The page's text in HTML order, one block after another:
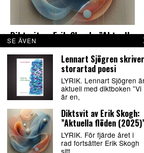
Diktsvit av Erik Skogh: ”Aktuella
flöden (2025)”
PROSA & POESI
SE ÄVEN
Lennart Sjögren skriver
storartad poesi
LYRIK. Lennart Sjögren
aktuell med diktboken ”Vi
är en,
Diktsvit av Erik Skogh:
”Aktuella flöden
LYRIK. För fjärde året i
rad fortsätter Erik Skogh
sitt